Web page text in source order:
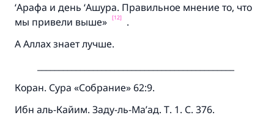
‘Арафа и день ‘Ашура. Правильное мнение то, что
мы привели выше»
[12]
.
А Аллах знает лучше.
Коран. Сура «Собрание» 62:9.
Ибн аль-Кайим. Заду-ль-Ма’ад. Т. 1. С. 376.